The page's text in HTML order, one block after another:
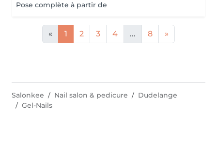
Pose complète à partir de
« 1 2 3 4 ... 8 »
Salonkee Nail salon & pedicure
Dudelange
Gel-Nails